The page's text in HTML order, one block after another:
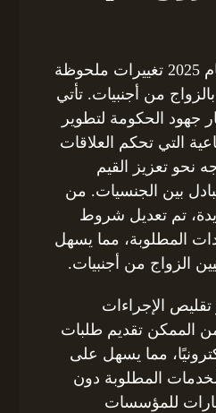
شهدت الكويت في عام 2025 تغييرات ملحوظة
من أجنبيات. تأتي
جهود الحكومة لتطوير
التي تحكم العلاقات
نحو تعزيز القيم
بين الجنسيات. من
تم تعديل شروط
المطلوبة، مما يسهل
الزواج من أجنبيات.
تقليص الإجراءات
الممكن تقديم طلبات
مما يسهل على
المطلوبة دون
للمؤسسات